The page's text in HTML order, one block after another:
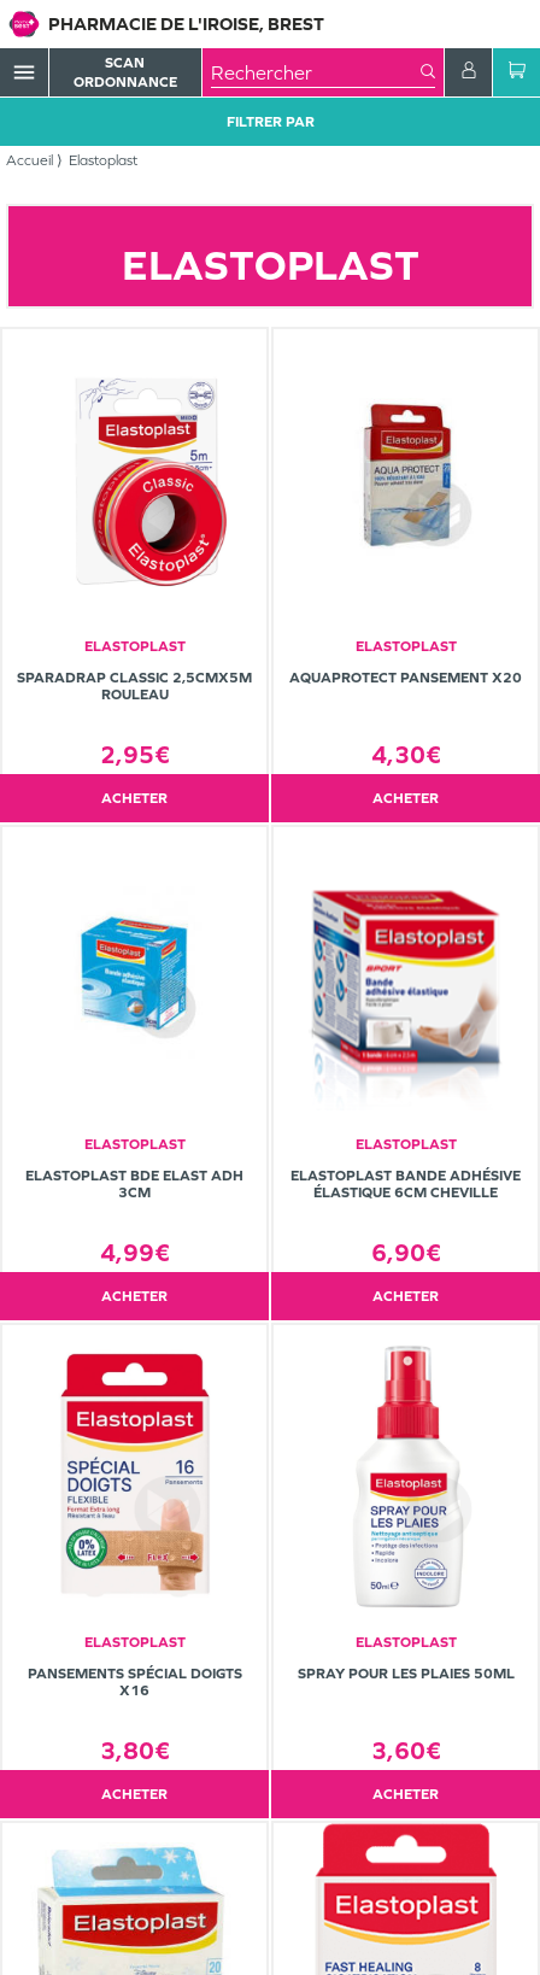
PHARMACIE DE L'IROISE, BREST
menu
SCAN
ORDONNANCE
Accueil Elastoplast
FILTRER PAR
ELASTOPLAST
ELASTOPLAST
SPARADRAP CLASSIC 2,5CMX5M
ROULEAU
2,95€
ACHETER
ELASTOPLAST
AQUAPROTECT PANSEMENT X20
4,30€
ACHETER
ELASTOPLAST
ELASTOPLAST BDE ELAST ADH
3CM
4,99€
ACHETER
ELASTOPLAST
ELASTOPLAST BANDE ADHÉSIVE
ÉLASTIQUE 6CM CHEVILLE
6,90€
ACHETER
ELASTOPLAST
PANSEMENTS SPÉCIAL DOIGTS
X16
3,80€
ACHETER
ELASTOPLAST
SPRAY POUR LES PLAIES 50ML
3,60€
ACHETER